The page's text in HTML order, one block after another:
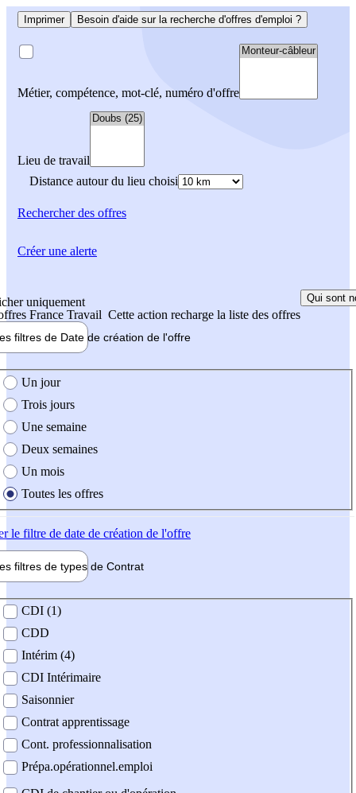
Imprimer Besoin d'aide sur la recherche d'offres d'emploi ?
Métier, compétence, mot-clé, numéro d'offre
Lieu de travail
Distance autour du lieu choisi
Rechercherdes offres
uniquement
France Travail Cette action recharge la liste des offres
Qui sont
filtres de Date de création de l'offre
création de l'offre
Un jour
Trois jours
Une semaine
Deux semaines
Un mois
Toutes les offres
le filtre de date de création de l'offre
filtres de types de Contrat
contrat
CDI (1)
CDD
Intérim (4)
CDI Intérimaire
Saisonnier
Contrat apprentissage
Cont. professionnalisation
Prépa.opérationnel.emploi
Créer une alerte